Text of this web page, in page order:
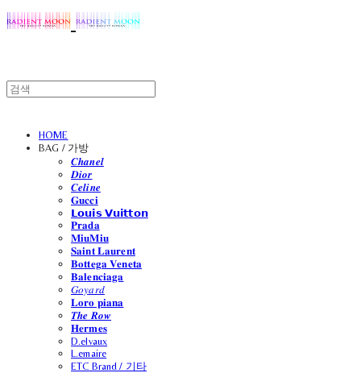
HOME
BAG / 가방
𝑪𝒉𝒂𝒏𝒆𝒍
𝑫𝒊𝒐𝒓
𝑪𝒆𝒍𝒊𝒏𝒆
𝐆𝐮𝐜𝐜𝐢
𝗟𝗼𝘂𝗶𝘀 𝗩𝘂𝗶𝘁𝘁𝗼𝗻
𝐏𝐫𝐚𝐝𝐚
𝐌𝐢𝐮𝐌𝐢𝐮
𝐒𝐚𝐢𝐧𝐭 𝐋𝐚𝐮𝐫𝐞𝐧𝐭
𝐁𝐨𝐭𝐭𝐞𝐠𝐚 𝐕𝐞𝐧𝐞𝐭𝐚
𝐁𝐚𝐥𝐞𝐧𝐜𝐢𝐚𝐠𝐚
𝐺𝑜𝑦𝑎𝑟𝑑
𝐋𝐨𝐫𝐨 𝐩𝐢𝐚𝐧𝐚
𝑻𝒉𝒆 𝑹𝒐𝒘
𝐇𝐞𝐫𝐦𝐞𝐬
D.elvaux
L.emaire
ETC Brand / 기타